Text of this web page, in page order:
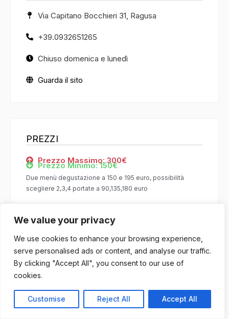
We value your privacy
We use cookies to enhance your browsing experience,
serve personalised ads or content, and analyse our traffic.
By clicking "Accept All", you consent to our use of
cookies.
Customise Reject All Accept All
Via Capitano Bocchieri 31, Ragusa
+39.0932651265
Chiuso domenica e lunedì
Guarda il sito
PREZZI
Prezzo Massimo: 300€
Prezzo Minimo: 150€
Due menù degustazione a 150 e 195 euro, possibilità
scegliere 2,3,4 portate a 90,135,180 euro
RECENSIONI CORRELATE